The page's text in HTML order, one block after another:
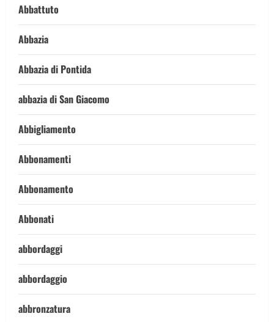
Abbattuto
Abbazia
Abbazia di Pontida
abbazia di San Giacomo
Abbigliamento
Abbonamenti
Abbonamento
Abbonati
abbordaggi
abbordaggio
abbronzatura